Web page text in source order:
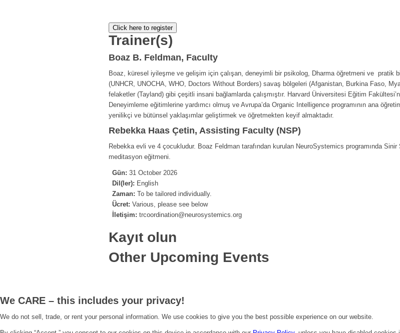
Click here to register
Trainer(s)
Boaz B. Feldman, Faculty
Boaz, küresel iyileşme ve gelişim için çalışan, deneyimli bir psikolog, Dharma öğretmeni ve pratik
(UNHCR, UNOCHA, WHO, Doctors Without Borders) savaş bölgeleri (Afganistan, Burkina Faso,
felaketler (Tayland) gibi çeşitli insani bağlamlarda çalışmıştır. Harvard Üniversitesi Eğitim
Deneyimleme eğitimlerine yardımcı olmuş ve Avrupa’da Organic Intelligence programının ana
yenilikçi ve bütünsel yaklaşımlar geliştirmek ve öğretmekten keyif almaktadır.
Rebekka Haas Çetin, Assisting Faculty (NSP)
Rebekka evli ve 4 çocukludur. Boaz Feldman tarafından kurulan NeuroSystemics programında
meditasyon eğitmeni.
Gün: 31 October 2026
Dil(ler): English
Zaman: To be tailored individually.
Ücret: Various, please see below
İletişim: trcoordination@neurosystemics.org
Kayıt olun
Other Upcoming Events
We CARE – this includes your privacy!
We do not sell, trade, or rent your personal information. We use cookies to give you the best possible experience on our website.